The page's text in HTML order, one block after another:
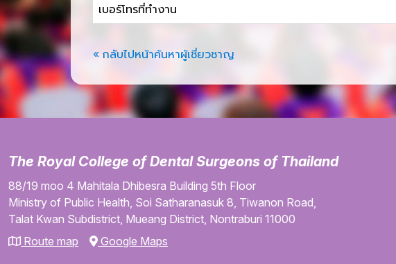
เบอร์โทรที่ทำงาน
« กลับไปหน้าค้นหาผู้เชี่ยวชาญ
The Royal College of Dental Surgeons of Thailand
88/19 moo 4 Mahitala Dhibesra Building 5th Floor
Ministry of Public Health, Soi Satharanasuk 8, Tiwanon Road,
Talat Kwan Subdistrict, Mueang District, Nontraburi 11000
Route map
Google Maps